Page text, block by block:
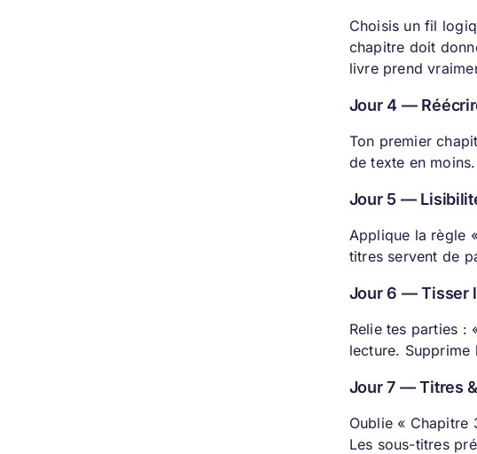
Choisis un fil
chapitre doit
livre prend
Jour 4 —
Ton premier
de texte en
Jour 5 —
Applique la règle
titres servent de
Jour 6 — Tisser
Relie tes parties :
lecture. Supprime
Jour 7 — Titres
Oublie « Chapitre
Les sous-titres